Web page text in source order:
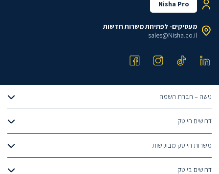
Nisha Pro
מעסיקים- לפתיחת משרות חדשות
sales@Nisha.co.il
נישה – חברת השמה
טבלאות שכר
מגייסים עובדים?
סוכן חכם
דרושים הייטק
דרושים UX UI
משרות הייטק מבוקשות
דרושים ביוטק